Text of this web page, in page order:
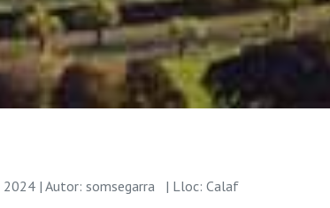
| Autor: somsegarra
| Lloc: Calaf